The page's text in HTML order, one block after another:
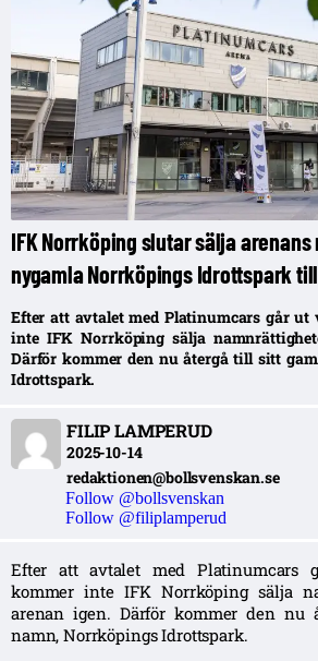
IFK Norrköping slutar sälja
nygamla Norrköpings Idrottspark
Efter att avtalet med Platinumcars går
inte IFK Norrköping sälja
Därför kommer den nu återgå till sitt
Idrottspark.
FILIP LAMPERUD
2025-10-14
redaktionen@bollsvenskan.se
Follow @bollsvenskan
Follow @filiplamperud
Efter att avtalet med Platinumcars
kommer inte IFK Norrköping sälja
arenan igen. Därför kommer den nu
namn, Norrköpings Idrottspark.